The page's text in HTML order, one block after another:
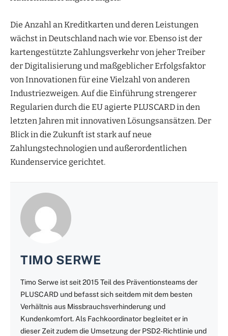
Die Anzahl an Kreditkarten und deren Leistungen
wächst in Deutschland nach wie vor. Ebenso ist der
kartengestützte Zahlungsverkehr von jeher Treiber
der Digitalisierung und maßgeblicher Erfolgsfaktor
von Innovationen für eine Vielzahl von anderen
Industriezweigen. Auf die Einführung strengerer
Regularien durch die EU agierte PLUSCARD in den
letzten Jahren mit innovativen Lösungsansätzen. Der
Blick in die Zukunft ist stark auf neue
Zahlungstechnologien und außerordentlichen
Kundenservice gerichtet.
TIMO SERWE
Timo Serwe ist seit 2015 Teil des Präventionsteams der
PLUSCARD und befasst sich seitdem mit dem besten
Verhältnis aus Missbrauchsverhinderung und
Kundenkomfort. Als Fachkoordinator begleitet er in
dieser Zeit zudem die Umsetzung der PSD2-Richtlinie und